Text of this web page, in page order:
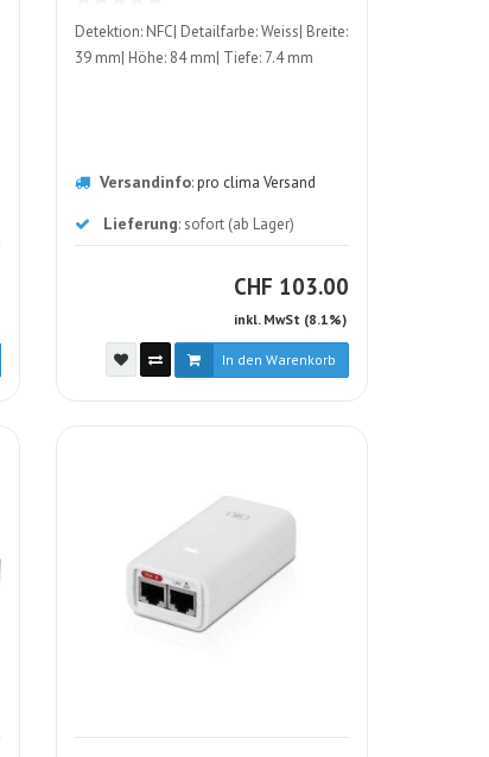
Detektion: NFC| Detailfarbe: Weiss| Breite:
39 mm| Höhe: 84 mm| Tiefe: 7.4 mm
Versandinfo:pro clima Versand
Lieferung: sofort (ab Lager)
CHF CHF
103.00
inkl. MwSt (8.1%)
In den Warenkorb